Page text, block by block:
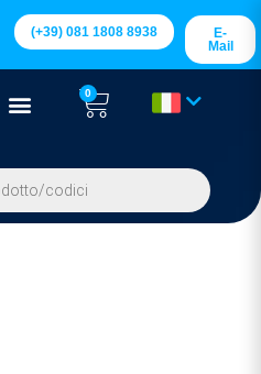
(+39) 081 1808 8938
E-
Mail
0